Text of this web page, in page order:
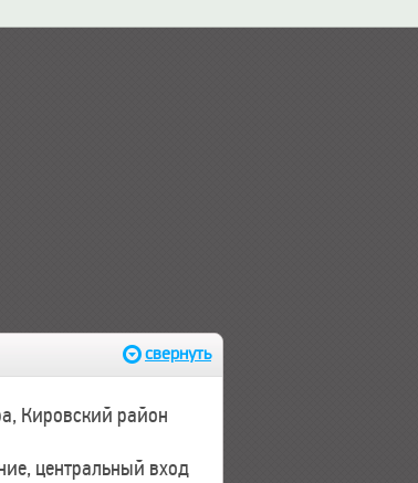
свернуть
Кировский район
центральный вход